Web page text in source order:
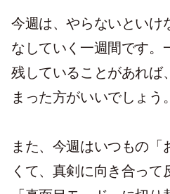
今週は、やらないといけ
なしていく一週間です。
残していることがあれば
まった方がいいでしょう。
また、今週はいつもの「
くて、真剣に向き合って